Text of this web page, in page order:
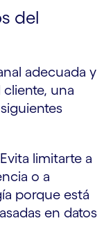
del
adecuada y
una
Evita limitarte a
o a
porque está
en datos